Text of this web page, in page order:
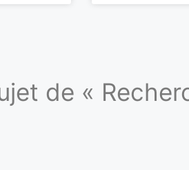
de «